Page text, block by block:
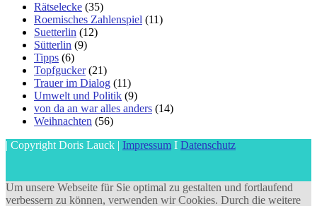
Rätselecke (35)
Roemisches Zahlenspiel (11)
Suetterlin (12)
Sütterlin (9)
Tipps (6)
Topfgucker(21)
Trauer im Dialog (11)
Umwelt und Politik (9)
von da an war alles anders (14)
Weihnachten (56)
| Copyright Doris Lauck | Impressum I Datenschutz
Um unsere Webseite für Sie optimal zu gestalten und fortlaufend
verbessern zu können, verwenden wir Cookies. Durch die weitere